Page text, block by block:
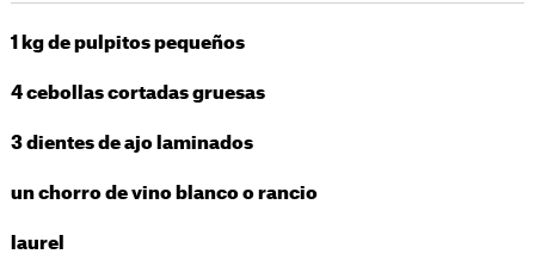
1 kg de pulpitos pequeños
4 cebollas cortadas gruesas
3 dientes de ajo laminados
un chorro de vino blanco o rancio
laurel